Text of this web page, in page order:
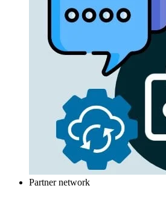
Partner network